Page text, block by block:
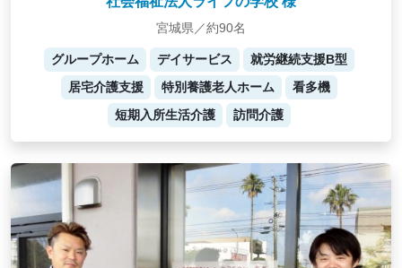
宮城県／約90名
グループホーム デイサービス
就労継続支援B型
居宅介護支援
特別養護老人ホーム
看多機
短期入所生活介護
訪問介護